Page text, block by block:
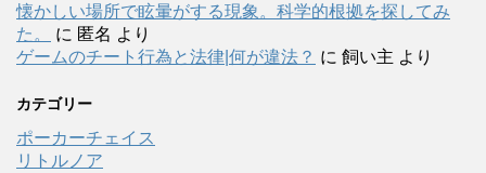
懐かしい場所で眩暈がする現象。科学的根拠を探してみ
た。
に 匿名 より
ゲームのチート行為と法律|何が違法？ に 飼い主 より
カテゴリー
ポーカーチェイス
リトルノア